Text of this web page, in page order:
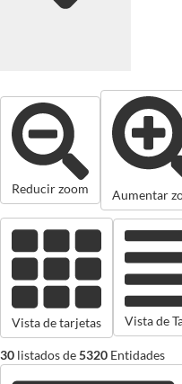
Reducir zoom Aumentar
Vista de tarjetas Vista de
30 listados de5320 Entidades